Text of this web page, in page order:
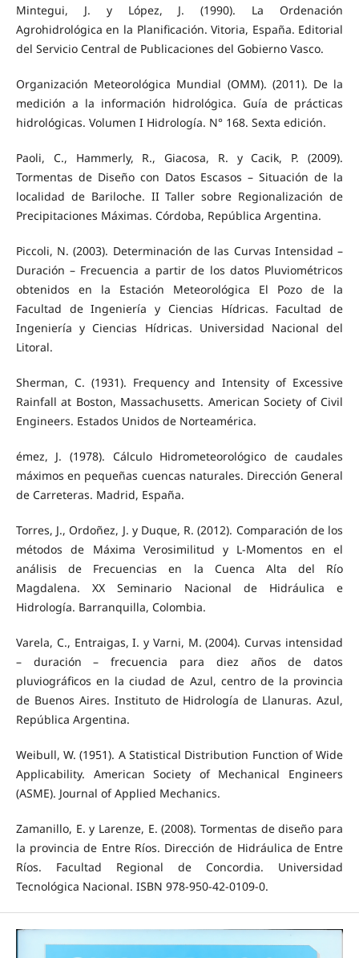
Mintegui, J. y López, J. (1990). La Ordenación
Agrohidrológica en la Planificación. Vitoria, España. Editorial
del Servicio Central de Publicaciones del Gobierno Vasco.
Organización Meteorológica Mundial (OMM). (2011). De la
medición a la información hidrológica. Guía de prácticas
hidrológicas. Volumen I Hidrología. N° 168. Sexta edición.
Paoli, C., Hammerly, R., Giacosa, R. y Cacik, P. (2009).
Tormentas de Diseño con Datos Escasos – Situación de la
localidad de Bariloche. II Taller sobre Regionalización de
Precipitaciones Máximas. Córdoba, República Argentina.
Piccoli, N. (2003). Determinación de las Curvas Intensidad –
Duración – Frecuencia a partir de los datos Pluviométricos
obtenidos en la Estación Meteorológica El Pozo de la
Facultad de Ingeniería y Ciencias Hídricas. Facultad de
Ingeniería y Ciencias Hídricas. Universidad Nacional del
Litoral.
Sherman, C. (1931). Frequency and Intensity of Excessive
Rainfall at Boston, Massachusetts. American Society of Civil
Engineers. Estados Unidos de Norteamérica.
émez, J. (1978). Cálculo Hidrometeorológico de caudales
máximos en pequeñas cuencas naturales. Dirección General
de Carreteras. Madrid, España.
Torres, J., Ordoñez, J. y Duque, R. (2012). Comparación de los
métodos de Máxima Verosimilitud y L-Momentos en el
análisis de Frecuencias en la Cuenca Alta del Río
Magdalena. XX Seminario Nacional de Hidráulica e
Hidrología. Barranquilla, Colombia.
Varela, C., Entraigas, I. y Varni, M. (2004). Curvas intensidad
– duración – frecuencia para diez años de datos
pluviográficos en la ciudad de Azul, centro de la provincia
de Buenos Aires. Instituto de Hidrología de Llanuras. Azul,
República Argentina.
Weibull, W. (1951). A Statistical Distribution Function of Wide
Applicability. American Society of Mechanical Engineers
(ASME). Journal of Applied Mechanics.
Zamanillo, E. y Larenze, E. (2008). Tormentas de diseño para
la provincia de Entre Ríos. Dirección de Hidráulica de Entre
Ríos. Facultad Regional de Concordia. Universidad
Tecnológica Nacional. ISBN 978-950-42-0109-0.